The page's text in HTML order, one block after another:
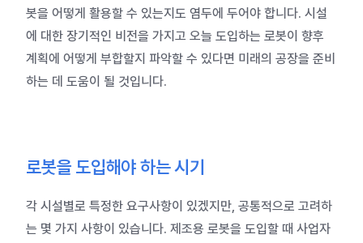
봇을 어떻게 활용할 수 있는지도 염두에 두어야 합니다. 시설
에 대한 장기적인 비전을 가지고 오늘 도입하는 로봇이 향후
계획에 어떻게 부합할지 파악할 수 있다면 미래의 공장을 준비
하는 데 도움이 될 것입니다.
로봇을 도입해야 하는 시기
각 시설별로 특정한 요구사항이 있겠지만, 공통적으로 고려하
는 몇 가지 사항이 있습니다. 제조용 로봇을 도입할 때 사업자